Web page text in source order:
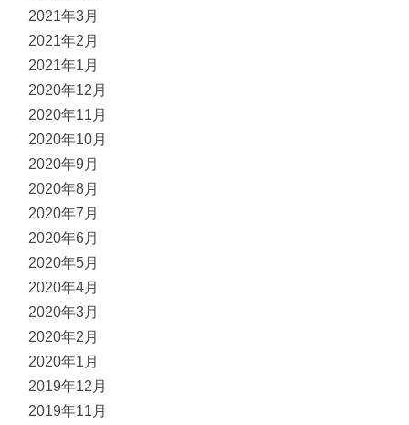
2021年3月
2021年2月
2021年1月
2020年12月
2020年11月
2020年10月
2020年9月
2020年8月
2020年7月
2020年6月
2020年5月
2020年4月
2020年3月
2020年2月
2020年1月
2019年12月
2019年11月